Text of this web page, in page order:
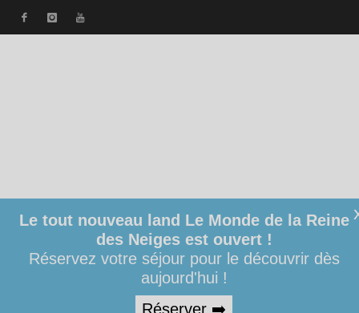
Le tout nouveau land Le Monde de la Reine
des Neiges est ouvert !
Réservez votre séjour pour le découvrir dès
aujourd'hui !
Réserver ➡️